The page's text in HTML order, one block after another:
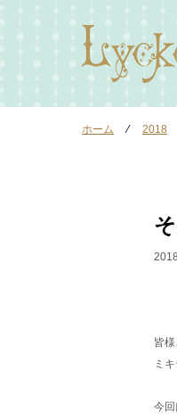
ホーム ⁄ 2018
皆
ミ
今